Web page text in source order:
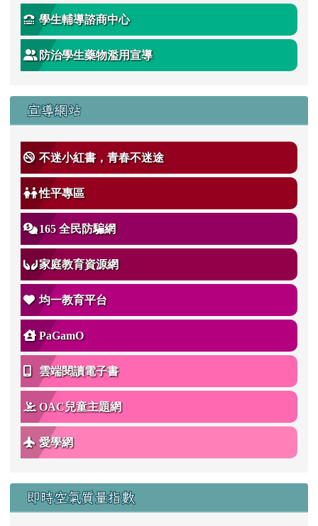
學生輔導諮商中心
防治學生藥物濫用宣導
宣導網站
不迷小紅書，青春不迷途
性平專區
165 全民防騙網
家庭教育資源網
均一教育平台
PaGamO
雲端閱讀電子書
OAC兒童主題網
愛學網
即時空氣質量指數